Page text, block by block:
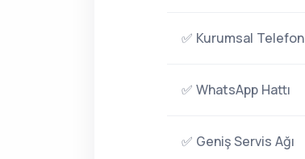
✅ Kurumsal Telefon
✅ WhatsApp Hattı
✅ Geniş Servis Ağı